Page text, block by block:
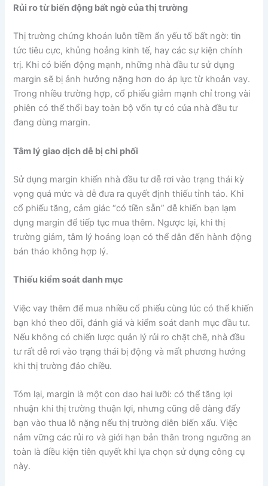
Rủi ro từ biến động bất ngờ của thị trường
Thị trường chứng khoán luôn tiềm ẩn yếu tố bất ngờ: tin
tức tiêu cực, khủng hoảng kinh tế, hay các sự kiện chính
trị. Khi có biến động mạnh, những nhà đầu tư sử dụng
margin sẽ bị ảnh hưởng nặng hơn do áp lực từ khoản vay.
Trong nhiều trường hợp, cổ phiếu giảm mạnh chỉ trong vài
phiên có thể thổi bay toàn bộ vốn tự có của nhà đầu tư
đang dùng margin.
Tâm lý giao dịch dễ bị chi phối
Sử dụng margin khiến nhà đầu tư dễ rơi vào trạng thái kỳ
vọng quá mức và dễ đưa ra quyết định thiếu tỉnh táo. Khi
cổ phiếu tăng, cảm giác “có tiền sẵn” dễ khiến bạn lạm
dụng margin để tiếp tục mua thêm. Ngược lại, khi thị
trường giảm, tâm lý hoảng loạn có thể dẫn đến hành động
bán tháo không hợp lý.
Thiếu kiểm soát danh mục
Việc vay thêm để mua nhiều cổ phiếu cùng lúc có thể khiến
bạn khó theo dõi, đánh giá và kiểm soát danh mục đầu tư.
Nếu không có chiến lược quản lý rủi ro chặt chẽ, nhà đầu
tư rất dễ rơi vào trạng thái bị động và mất phương hướng
khi thị trường đảo chiều.
Tóm lại, margin là một con dao hai lưỡi: có thể tăng lợi
nhuận khi thị trường thuận lợi, nhưng cũng dễ dàng đẩy
bạn vào thua lỗ nặng nếu thị trường diễn biến xấu. Việc
nắm vững các rủi ro và giới hạn bản thân trong ngưỡng an
toàn là điều kiện tiên quyết khi lựa chọn sử dụng công cụ
này.